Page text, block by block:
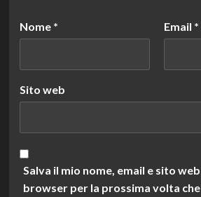
Nome * Email *
Sito web
Salva il mio nome, email e sito
browser per la prossima volta